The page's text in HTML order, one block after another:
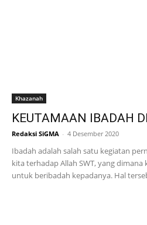
Khazanah
KEUTAMAAN IBADAH
Redaksi SiGMA - 4 Desember 2020
Ibadah adalah salah satu kegiatan
kita terhadap Allah SWT, yang
untuk beribadah kepadanya. Hal